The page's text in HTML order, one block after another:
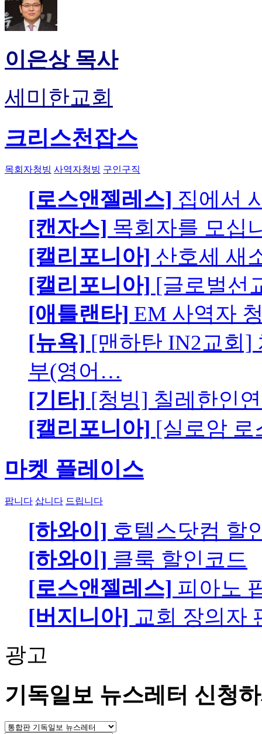
이은상 목사
세미한교회
크리스천잡스
목회자청빙 사역자청빙 구인구직
[로스앤젤레스] 집에서
[캔자스] 목회자를 모십
[캘리포니아] 산호세 새
[캘리포니아] [글로벌선
[애틀랜타] EM 사역자
[뉴욕] [맨하탄 IN2교회]
부(영어…
[기타] [청빙] 칠레한인
[캘리포니아] [실로암 로
마켓 플레이스
팝니다 삽니다 드립니다
[하와이] 호텔스닷컴 할
[하와이] 클룩 할인코드
[로스앤젤레스] 피아노
[버지니아] 교회 장의자
광고
기독일보 뉴스레터 신청